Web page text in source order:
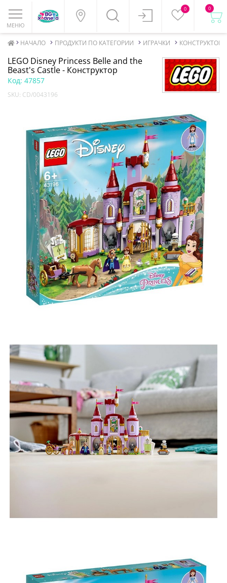
МЕНЮ
0 0
НАЧАЛО ПРОДУКТИ ПО КАТЕГОРИИ ИГРАЧКИ
LEGO Disney Princess Belle and the
Beast's Castle - Конструктор
Код: 47857
SKU: CD/0043196